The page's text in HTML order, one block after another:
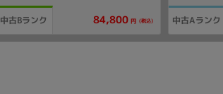
中古Bランク 84,800 円 (税込) 中古Aランク